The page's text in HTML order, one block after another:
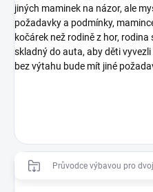
jiných maminek na názor, ale
požadavky a podmínky,
kočárek než rodině z hor,
skladný do auta, aby děti
bez výtahu bude mít jiné
Průvodce výbavou pro